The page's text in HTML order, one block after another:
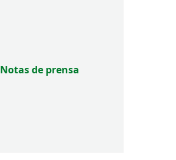
Notas de prensa